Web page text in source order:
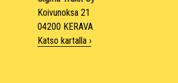
Koivunoksa 21
04200 KERAVA
Katso kartalla ›